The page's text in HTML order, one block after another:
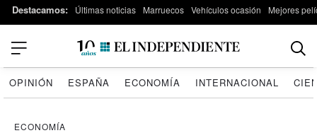
Destacamos: Últimas noticias Marruecos Vehículos ocasión Mejores
OPINIÓN ESPAÑA ECONOMÍA INTERNACIONAL
ECONOMÍA